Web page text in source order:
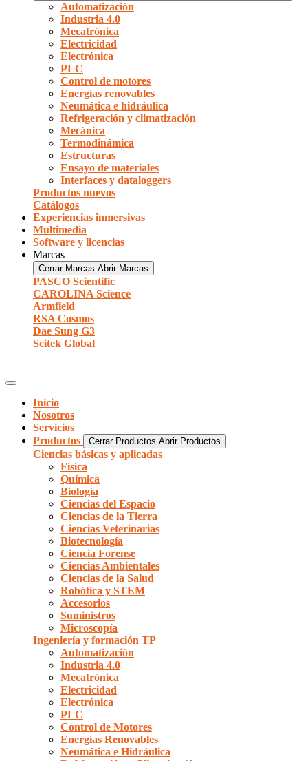
Automatización
Industria 4.0
Mecatrónica
Electricidad
Electrónica
PLC
Control de motores
Energías renovables
Neumática e hidráulica
Refrigeración y climatización
Mecánica
Termodinámica
Estructuras
Ensayo de materiales
Interfaces y dataloggers
Productos nuevos
Catálogos
Experiencias inmersivas
Multimedia
Software y licencias
Marcas
Cerrar Marcas Abrir Marcas
PASCO Scientific
CAROLINA Science
Armfield
RSA Cosmos
Dae Sung G3
Scitek Global
Inicio
Nosotros
Servicios
Productos
Cerrar Productos Abrir Productos
Ciencias básicas y aplicadas
Física
Química
Biología
Ciencias del Espacio
Ciencias de la Tierra
Ciencias Veterinarias
Biotecnología
Ciencia Forense
Ciencias Ambientales
Ciencias de la Salud
Robótica y STEM
Accesorios
Suministros
Microscopía
Ingeniería y formación TP
Automatización
Industria 4.0
Mecatrónica
Electricidad
Electrónica
PLC
Control de Motores
Energías Renovables
Neumática e Hidráulica